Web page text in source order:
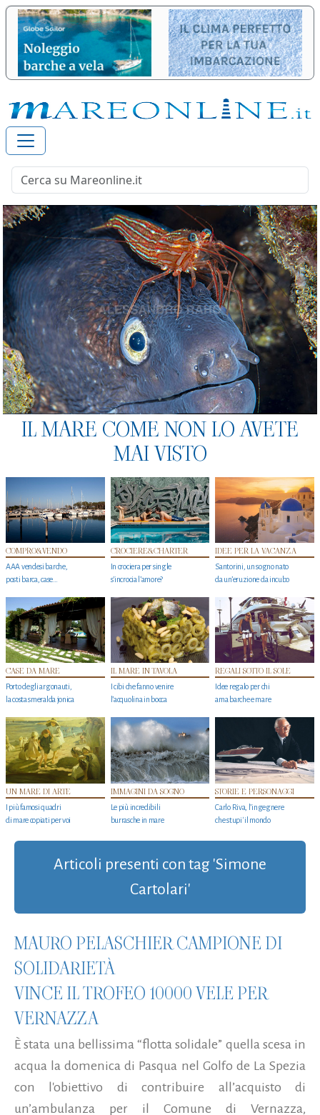
IL MARE COME NON LO AVETE
MAI VISTO
COMPRO&VENDO
AAA vendesi barche,
posti barca, case…
CROCIERE&CHARTER
In crociera per single
s'incrocia l’amore?
IDEE PER LA VACANZA
Santorini, un sogno nato
da un’eruzione da incubo
CASE DA MARE
Porto degli argonauti,
la costa smeralda jonica
IL MARE IN TAVOLA
I cibi che fanno venire
l’acquolina in bocca
REGALI SOTTO IL SOLE
Idee regalo per chi
ama barche e mare
UN MARE DI ARTE
I più famosi quadri
di mare copiati per voi
IMMAGINI DA SOGNO
Le più incredibili
burrasche in mare
STORIE E PERSONAGGI
Carlo Riva, l’ingegnere
che stupi' il mondo
Articoli presenti con tag 'Simone
Cartolari'
MAURO PELASCHIER CAMPIONE DI
SOLIDARIETÀ
VINCE IL TROFEO 10000 VELE PER
VERNAZZA
È stata una bellissima “flotta solidale” quella scesa in
acqua la domenica di Pasqua nel Golfo de La Spezia
con l'obiettivo di contribuire all’acquisto di
un’ambulanza per il Comune di Vernazza,